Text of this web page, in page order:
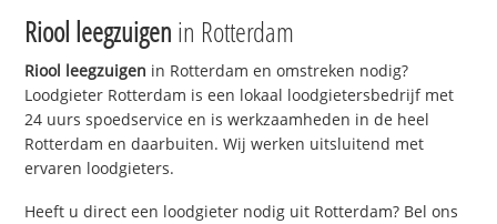
Riool leegzuigen in Rotterdam
Riool leegzuigen in Rotterdam en omstreken nodig?
Loodgieter Rotterdam is een lokaal loodgietersbedrijf met
24 uurs spoedservice en is werkzaamheden in de heel
Rotterdam en daarbuiten. Wij werken uitsluitend met
ervaren loodgieters.
Heeft u direct een loodgieter nodig uit Rotterdam? Bel ons